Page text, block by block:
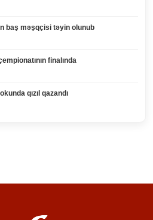
baş məşqçisi təyin olunub
finalında
qızıl qazandı